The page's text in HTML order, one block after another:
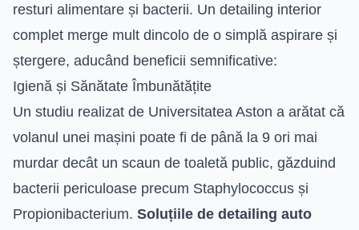
resturi alimentare și bacterii. Un detailing interior
complet merge mult dincolo de o simplă aspirare și
ștergere, aducând beneficii semnificative:
Igienă și Sănătate Îmbunătățite
Un studiu realizat de Universitatea Aston a arătat că
volanul unei mașini poate fi de până la 9 ori mai
murdar decât un scaun de toaletă public, găzduind
bacterii periculoase precum Staphylococcus și
Propionibacterium. Soluțiile de detailing auto